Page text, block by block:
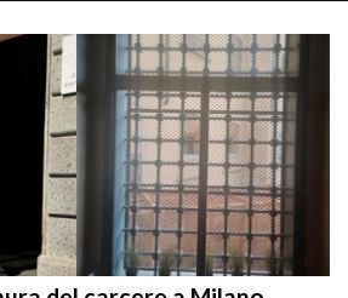
del carcere a Milano